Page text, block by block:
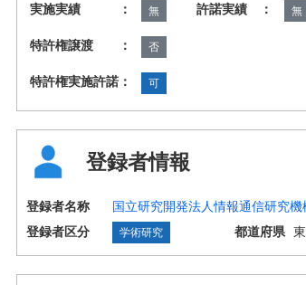
実施実績 ： 無 許諾実績 ： 無
特許権譲渡 ： 否
特許権実施許諾： 可
登録者情報
登録者名称
国立研究開発法人情報通信研究機
登録者区分
学術研究 都道府県